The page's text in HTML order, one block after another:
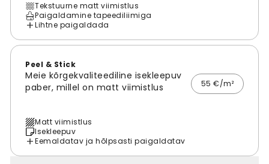
Tekstuurne matt viimistlus
Paigaldamine tapeediliimiga
Lihtne paigaldada
Peel & Stick
Meie kõrgekvaliteediline isekleepuv
paber, millel on matt viimistlus
55 €/m²
Matt viimistlus
Isekleepuv
Eemaldatav ja hõlpsasti paigaldatav